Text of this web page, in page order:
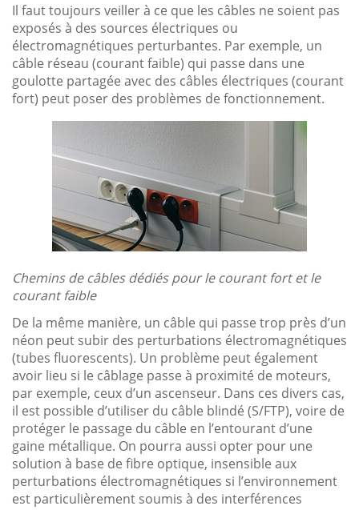
Il faut toujours veiller à ce que les câbles ne soient pas
exposés à des sources électriques ou
électromagnétiques perturbantes. Par exemple, un
câble réseau (courant faible) qui passe dans une
goulotte partagée avec des câbles électriques (courant
fort) peut poser des problèmes de fonctionnement.
Chemins de câbles dédiés pour le courant fort et le
courant faible
De la même manière, un câble qui passe trop près d’un
néon peut subir des perturbations électromagnétiques
(tubes fluorescents). Un problème peut également
avoir lieu si le câblage passe à proximité de moteurs,
par exemple, ceux d’un ascenseur. Dans ces divers cas,
il est possible d’utiliser du câble blindé (S/FTP), voire de
protéger le passage du câble en l’entourant d’une
gaine métallique. On pourra aussi opter pour une
solution à base de fibre optique, insensible aux
perturbations électromagnétiques si l’environnement
est particulièrement soumis à des interférences